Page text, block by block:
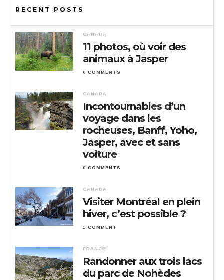
RECENT POSTS
CANADA
11 photos, où voir des
animaux à Jasper
0 COMMENTS
CANADA
Incontournables d’un
voyage dans les
rocheuses, Banff, Yoho,
Jasper, avec et sans
voiture
0 COMMENTS
CANADA
Visiter Montréal en plein
hiver, c’est possible ?
1 COMMENT
FRANCE
Randonner aux trois lacs
du parc de Nohèdes